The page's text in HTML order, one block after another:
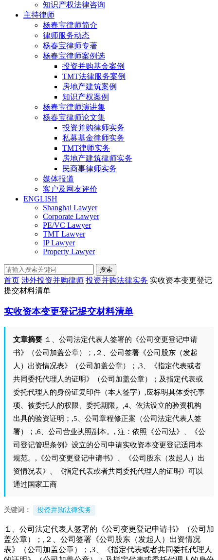
知识产权法律咨询
主持律师
杨春宝律师简介
律师服务动态
杨春宝律师专著
杨春宝律师案例选
投资并购基金案例
TMT法律服务案例
房地产建筑案例
知识产权案例
杨春宝律师演讲集
杨春宝律师论文集
投资并购律师实务
私募基金律师实务
TMT律师实务
房地产建筑律师实务
民商事律师实务
媒体报道
客户及网友评价
ENGLISH
Shanghai Lawyer
Corporate Lawyer
PE/VC Lawyer
TMT Lawyer
IP Lawyer
Property Lawyer
搜索
首页 涉外投资并购律师 投资并购法律实务 实收资本变更登记
提交材料清单
实收资本变更登记提交材料清单
文章摘要 １、公司法定代表人签署的《公司变更登记申请
书》（公司加盖公章）；,２、公司签署《公司股东（发起
人）出资情况表》（公司加盖公章）；,3、《指定代表或者
共同委托代理人的证明》（公司加盖公章）；及指定代表或
委托代理人的身份证复印件（本人签字）,应标明具体委托事
项、被委托人的权限、委托期限。,4、依法设立的验资机构
出具的验资证明；,5、公司章程修正案（公司法定代表人签
署）；,6、公司营业执照副本。, 注：依照《公司法》、《公
司登记管理条例》设立的公司申请实收资本变更登记适用本
规范。,《公司变更登记申请书》、《公司股东（发起人）出
资情况表》、《指定代表或者共同委托代理人的证明》可以
通过国家工商
关键词： 投资并购法律实务
１、公司法定代表人签署的《公司变更登记申请书》（公司加
盖公章）；,２、公司签署《公司股东（发起人）出资情况
表》（公司加盖公章）；,3、《指定代表或者共同委托代理人